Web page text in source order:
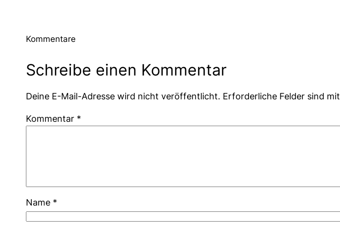
Kommentare
Schreibe einen Kommentar
Deine E-Mail-Adresse wird nicht veröffentlicht. Erforderliche Felder sind mit
Kommentar *
Name *